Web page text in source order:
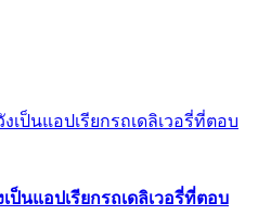
ป็นแอปเรียกรถเดลิเวอรี่ที่ตอบ